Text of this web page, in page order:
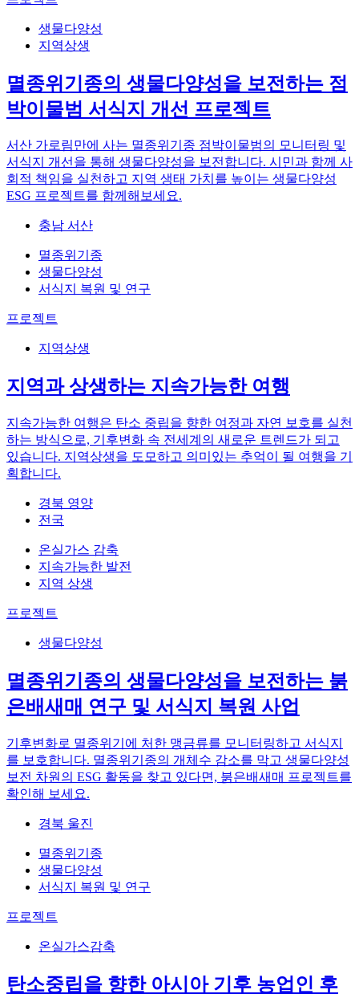
생물다양성
지역상생
멸종위기종의 생물다양성을 보전하는 점
박이물범 서식지 개선 프로젝트
서산 가로림만에 사는 멸종위기종 점박이물범의 모니터링 및
서식지 개선을 통해 생물다양성을 보전합니다. 시민과 함께 사
회적 책임을 실천하고 지역 생태 가치를 높이는 생물다양성
ESG 프로젝트를 함께해보세요.
충남 서산
멸종위기종
생물다양성
서식지 복원 및 연구
프로젝트
지역상생
지역과 상생하는 지속가능한 여행
지속가능한 여행은 탄소 중립을 향한 여정과 자연 보호를 실천
하는 방식으로, 기후변화 속 전세계의 새로운 트렌드가 되고
있습니다. 지역상생을 도모하고 의미있는 추억이 될 여행을 기
획합니다.
경북 영양
전국
온실가스 감축
지속가능한 발전
지역 상생
프로젝트
생물다양성
멸종위기종의 생물다양성을 보전하는 붉
은배새매 연구 및 서식지 복원 사업
기후변화로 멸종위기에 처한 맹금류를 모니터링하고 서식지
를 보호합니다. 멸종위기종의 개체수 감소를 막고 생물다양성
보전 차원의 ESG 활동을 찾고 있다면, 붉은배새매 프로젝트를
확인해 보세요.
경북 울진
멸종위기종
생물다양성
서식지 복원 및 연구
프로젝트
온실가스감축
탄소중립을 향한 아시아 기후 농업인 후